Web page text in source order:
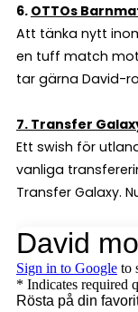
6. OTTOs
Att tänka nytt
en tuff match
tar gärna David-
7. Transfer
Ett swish för
vanliga
Transfer Galaxy.